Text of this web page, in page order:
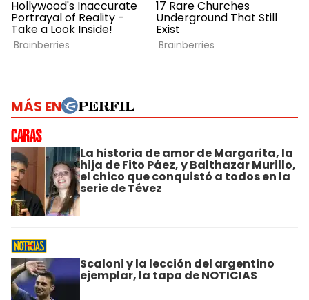
MÁS EN
La historia de amor de Margarita, la
hija de Fito Páez, y Balthazar Murillo,
el chico que conquistó a todos en la
serie de Tévez
Scaloni y la lección del argentino
ejemplar, la tapa de NOTICIAS